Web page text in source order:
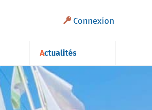
Connexion
Actualités